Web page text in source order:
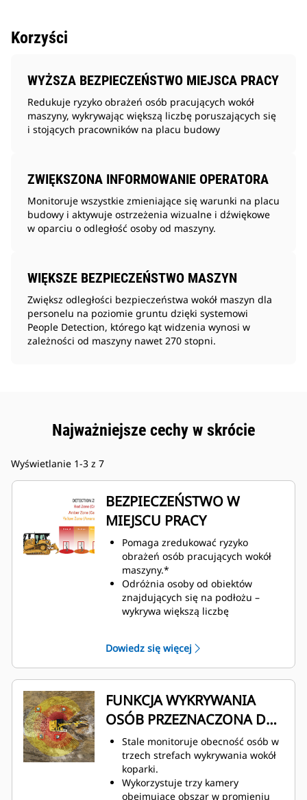
Korzyści
WYŻSZA BEZPIECZEŃSTWO MIEJSCA PRACY
Redukuje ryzyko obrażeń osób pracujących wokół
maszyny, wykrywając większą liczbę poruszających się
i stojących pracowników na placu budowy
ZWIĘKSZONA INFORMOWANIE OPERATORA
Monitoruje wszystkie zmieniające się warunki na placu
budowy i aktywuje ostrzeżenia wizualne i dźwiękowe
w oparciu o odległość osoby od maszyny.
WIĘKSZE BEZPIECZEŃSTWO MASZYN
Zwiększ odległości bezpieczeństwa wokół maszyn dla
personelu na poziomie gruntu dzięki systemowi
People Detection, którego kąt widzenia wynosi w
zależności od maszyny nawet 270 stopni.
Najważniejsze cechy w skrócie
Wyświetlanie 1-3 z 7
BEZPIECZEŃSTWO W
MIEJSCU PRACY
Pomaga zredukować ryzyko
obrażeń osób pracujących wokół
maszyny.*
Odróżnia osoby od obiektów
znajdujących się na podłożu –
wykrywa większą liczbę
Aktywuje ostrzeżenia wizualne i
dźwiękowe na wyświetlaczu w
kabinie operatora.
Wykorzystuje wyświetlacz i wiązkę
przewodów elektrycznych
dostępne w kabinie, zapewnione
przez zestaw trzech kamer
zainstalowanych przez dealera.
Zestaw zaprojektowano tak, aby
działał bez konieczności
stosowania dodatkowych
Dowiedz się więcej
FUNKCJA WYKRYWANIA
OSÓB PRZEZNACZONA DO
KOPAREK
Stale monitoruje obecność osób w
trzech strefach wykrywania wokół
koparki.
Wykorzystuje trzy kamery
obejmujące obszar w promieniu